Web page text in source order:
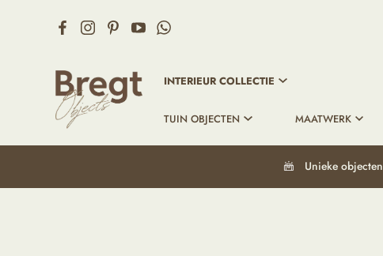
INTERIEUR COLLECTIE
TUIN OBJECTEN MAATWERK
Unieke objecten